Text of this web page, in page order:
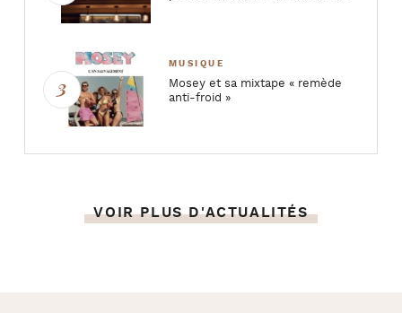
MUSIQUE
Mosey et sa mixtape « remède
anti-froid »
VOIR PLUS D'ACTUALITÉS